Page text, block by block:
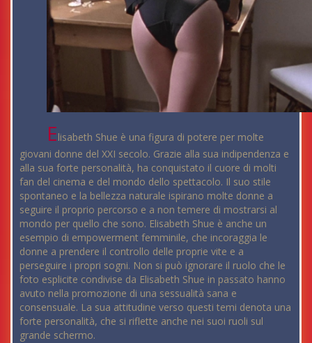
Elisabeth Shue è una figura di potere per molte
giovani donne del XXI secolo. Grazie alla sua indipendenza e
alla sua forte personalità, ha conquistato il cuore di molti
fan del cinema e del mondo dello spettacolo. Il suo stile
spontaneo e la bellezza naturale ispirano molte donne a
seguire il proprio percorso e a non temere di mostrarsi al
mondo per quello che sono. Elisabeth Shue è anche un
esempio di empowerment femminile, che incoraggia le
donne a prendere il controllo delle proprie vite e a
perseguire i propri sogni. Non si può ignorare il ruolo che le
foto esplicite condivise da Elisabeth Shue in passato hanno
avuto nella promozione di una sessualità sana e
consensuale. La sua attitudine verso questi temi denota una
forte personalità, che si riflette anche nei suoi ruoli sul
grande schermo.